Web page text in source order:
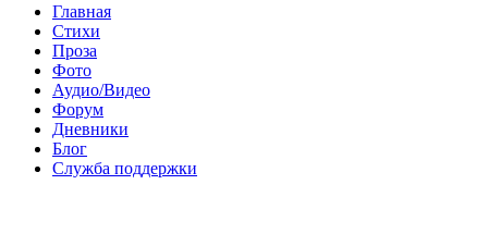
Главная
Стихи
Проза
Фото
Аудио/Видео
Форум
Дневники
Блог
Служба поддержки